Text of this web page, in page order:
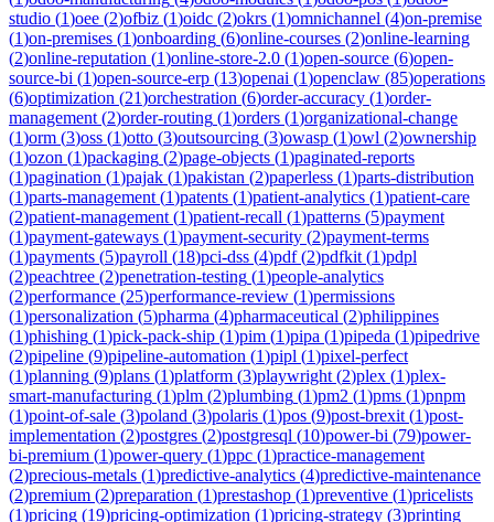
studio (1)oee (2)ofbiz (1)oidc (2)okrs (1)omnichannel (4)on-premise
(1)on-premises (1)onboarding (6)online-courses (2)online-learning
(2)online-reputation (1)online-store-2.0 (1)open-source (6)open-
source-bi (1)open-source-erp (13)openai (1)openclaw (85)operations
(6)optimization (21)orchestration (6)order-accuracy (1)order-
management (2)order-routing (1)orders (1)organizational-change
(1)orm (3)oss (1)otto (3)outsourcing (3)owasp (1)owl (2)ownership
(1)ozon (1)packaging (2)page-objects (1)paginated-reports
(1)pagination (1)pajak (1)pakistan (2)paperless (1)parts-distribution
(1)parts-management (1)patents (1)patient-analytics (1)patient-care
(2)patient-management (1)patient-recall (1)patterns (5)payment
(1)payment-gateways (1)payment-security (2)payment-terms
(1)payments (5)payroll (18)pci-dss (4)pdf(2)pdfkit (1)pdpl
(2)peachtree (2)penetration-testing (1)people-analytics
(2)performance (25)performance-review (1)permissions
(1)personalization (5)pharma (4)pharmaceutical (2)philippines
(1)phishing (1)pick-pack-ship (1)pim (1)pipa (1)pipeda (1)pipedrive
(2)pipeline (9)pipeline-automation (1)pipl (1)pixel-perfect
(1)planning (9)plans (1)platform (3)playwright (2)plex (1)plex-
smart-manufacturing (1)plm (2)plumbing (1)pm2 (1)pms (1)pnpm
(1)point-of-sale (3)poland (3)polaris (1)pos (9)post-brexit (1)post-
implementation (2)postgres (2)postgresql (10)power-bi (79)power-
bi-premium (1)power-query (1)ppc (1)practice-management
(2)precious-metals (1)predictive-analytics (4)predictive-maintenance
(2)premium (2)preparation (1)prestashop (1)preventive (1)pricelists
(1)pricing (19)pricing-optimization (1)pricing-strategy (3)printing